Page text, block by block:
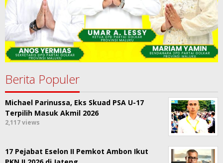
Berita Populer
Michael Parinussa, Eks Skuad PSA U-17
Terpilih Masuk Akmil 2026
2,117 views
17 Pejabat Eselon II Pemkot Ambon Ikut